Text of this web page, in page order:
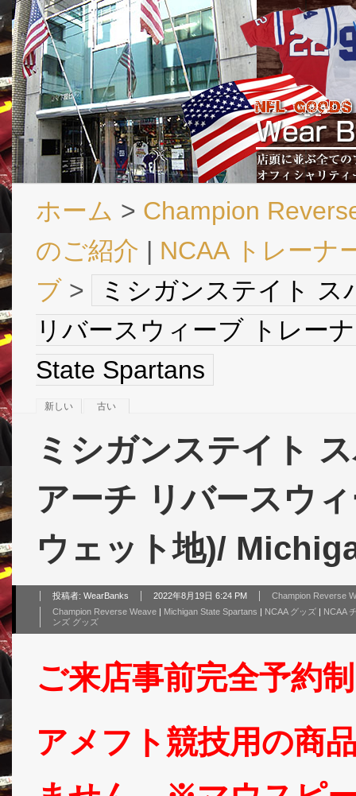
ホーム > Champion
のご紹介 | NCAA トレーナ
ブ >
ミシガンステイト
リバースウィーブ トレー
State Spartans
新しい 古い
ミシガンステイト
アーチ リバースウ
ウェット地)/
投稿者: WearBanks 2022年8月19日 6:24 PM
Champion Reverse
Champion Reverse Weave | Michigan State Spartans | NCAA グッズ | NCAA
ンズ グッズ
ご来店事前完全予約
アメフト競技用の商